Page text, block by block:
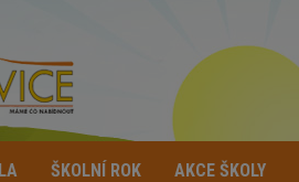
ŠKOLNÍ ROK AKCE ŠKOLY